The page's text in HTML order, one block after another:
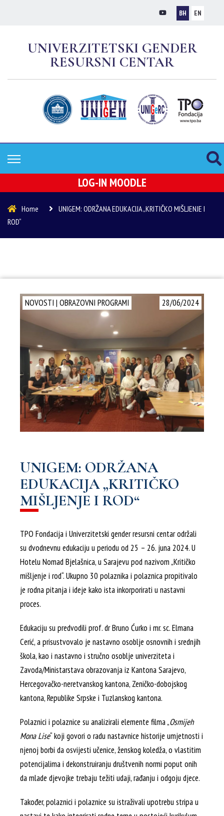
BH EN
UNIVERZITETSKI GENDER
RESURSNI CENTAR
LOG-IN MOODLE
Home
UNIGEM: ODRŽANA EDUKACIJA „KRITIČKO MIŠLJENJE I
ROD“
28/06/2024
NOVOSTI | OBRAZOVNI PROGRAMI
UNIGEM: ODRŽANA
EDUKACIJA „KRITIČKO
MIŠLJENJE I ROD“
TPO Fondacija i Univerzitetski gender resursni centar održali
su dvodnevnu edukaciju u periodu od 25 – 26. juna 2024. U
Hotelu Nomad Bjelašnica, u Sarajevu pod nazivom „Kritičko
mišljenje i rod“. Ukupno 30 polaznika i polaznica propitivalo
je rodna pitanja i ideje kako ista inkorporirati u nastavni
proces.
Edukaciju su predvodili prof. dr Bruno Ćurko i mr. sc. Elmana
Cerić, a prisustvovalo je nastavno osoblje osnovnih i srednjih
škola, kao i nastavno i stručno osoblje univerziteta i
Zavoda/Ministarstava obrazovanja iz Kantona Sarajevo,
Hercegovačko-neretvanskog kantona, Zeničko-dobojskog
kantona, Republike Srpske i Tuzlanskog kantona.
Polaznici i polaznice su analizirali elemente filma „Osmijeh
Mona Lise“ koji govori o radu nastavnice historije umjetnosti i
njenoj borbi da osvijesti učenice, ženskog koledža, o vlastitim
potencijalima i dekonstruiranju društvenih normi poput onih
da mlade djevojke trebaju težiti udaji, rađanju i odgoju djece.
Također, polaznici i polaznice su istraživali upotrebu stripa u